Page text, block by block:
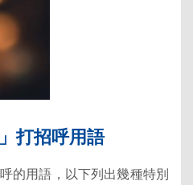
打招呼用語
的用語，以下列出幾種特別